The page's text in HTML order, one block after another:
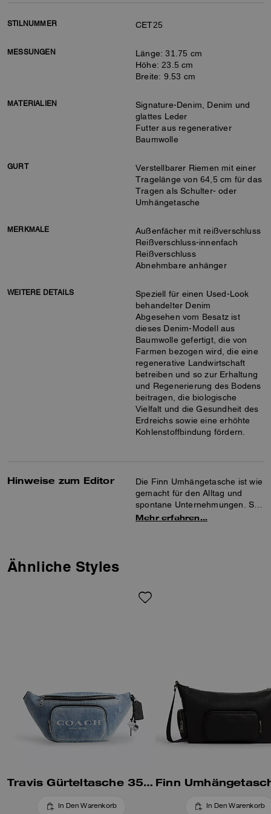
STILNUMMER CET25
MESSUNGEN
Länge: 31.75 cm
Höhe: 23.5 cm
Breite: 9.53 cm
MATERIALIEN
Signature-Denim, Denim und
glattes Leder
Futter aus regenerativer
Baumwolle
GURT
Verstellbarer Riemen mit einer
Tragelänge von 64,5 cm für das
Tragen als Schulter- oder
Umhängetasche
MERKMALE
Außenfächer mit reißverschluss
Reißverschluss-innenfach
Reißverschluss
Abnehmbare anhänger
WEITERE DETAILS
Speziell für einen Used-Look
behandelter Denim
Abgesehen vom Besatz ist
dieses Denim-Modell aus
Baumwolle gefertigt, die von
Farmen bezogen wird, die eine
regenerative Landwirtschaft
betreiben und so zur Erhaltung
und Regenerierung des Bodens
beitragen, die biologische
Vielfalt und die Gesundheit des
Erdreichs sowie eine erhöhte
Kohlenstoffbindung fördern.
Hinweise zum Editor
Die Finn Umhängetasche ist wie
gemacht für den Alltag und
spontane Unternehmungen. Sie
ist aus Signature-Denim, Denim
Riemen ermöglicht vielseitige
Mehr erfahren…
Ähnliche Styles
Travis Gürteltasche 35 Aus Loved Denim Mit Charms
In Den Warenkorb In Den Warenkorb